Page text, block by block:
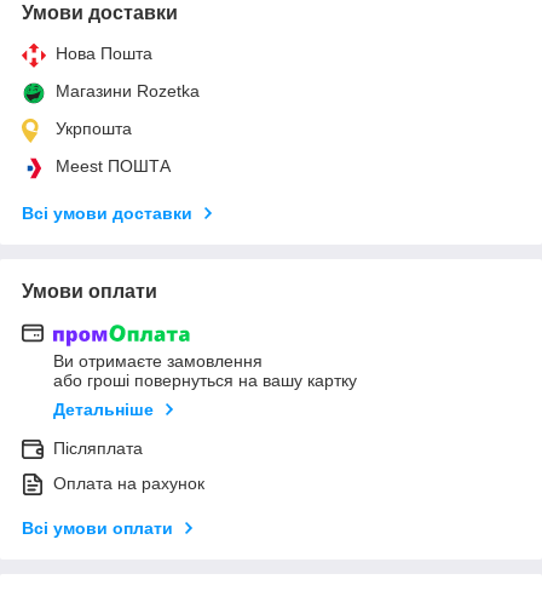
Умови доставки
Нова Пошта
Магазини Rozetka
Укрпошта
Meest ПОШТА
Всі умови доставки
Умови оплати
Ви отримаєте замовлення
або гроші повернуться на вашу картку
Детальніше
Післяплата
Оплата на рахунок
Всі умови оплати